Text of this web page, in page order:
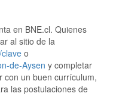
en BNE.cl. Quienes
al sitio de la
o
de-Aysen y completar
con un buen currículum,
las postulaciones de